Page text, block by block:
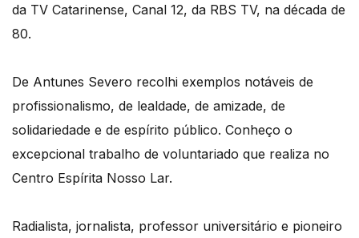
da TV Catarinense, Canal 12, da RBS TV, na década de
80.
De Antunes Severo recolhi exemplos notáveis de
profissionalismo, de lealdade, de amizade, de
solidariedade e de espírito público. Conheço o
excepcional trabalho de voluntariado que realiza no
Centro Espírita Nosso Lar.
Radialista, jornalista, professor universitário e pioneiro